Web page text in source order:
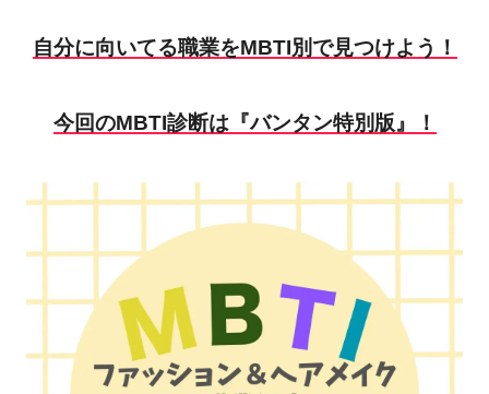
自分に向いてる職業をMBTI別で見つけよう！
今回のMBTI診断は『バンタン特別版』！